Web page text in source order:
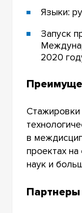
Языки:
Запуск
2020
Стажировки
в
проектах
наук и
Партнеры